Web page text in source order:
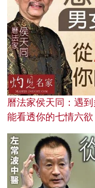
曆法家侯天同：遇
能看透你的七情六欲